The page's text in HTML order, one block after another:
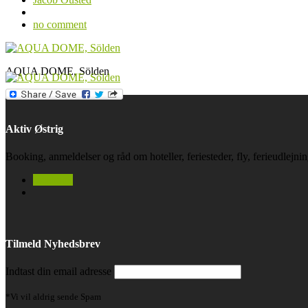
no comment
AQUA DOME, Sölden
Aktiv Østrig
Booking, anmeldelser og råd om hoteller, feriesteder, fly,
Tilmeld Nyhedsbrev
Indtast din email adresse
*Vi vil aldrig sende Spam